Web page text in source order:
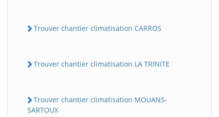
Trouver chantier climatisation CARROS
Trouver chantier climatisation LA TRINITE
Trouver chantier climatisation MOUANS-
SARTOUX